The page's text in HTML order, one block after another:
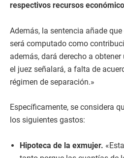
respectivos recursos
Además, la sentencia añade
será computado como
además, dará derecho a
el juez señalará, a falta de
régimen de separación.»
Específicamente, se considera
los siguientes gastos:
Hipoteca de la exmujer.